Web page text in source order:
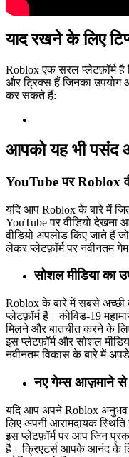
याद रखने के लिए
Roblox एक सरल प्लेटफ़ॉर्म
और ट्रिक्स हैं जिनका
कर सकते हैं:
आपको यह भी पसंद
YouTube पर Roblox
यदि आप Roblox के बारे में
YouTube पर वीडियो
वीडियो अपलोड किए जाते हैं जो
लेकर प्लेटफ़ॉर्म पर नवीनतम
सोशल मीडिया का
Roblox के बारे में सबसे अच्छी
प्लेटफ़ॉर्म है। कोविड-19
मिलने और बातचीत करने के
इस प्लेटफ़ॉर्म और सोशल
नवीनतम विकास के बारे में
नए गेम्स आज़माने
यदि आप अपने Roblox अनुभव
लिए अपनी आरामदायक
इस प्लेटफ़ॉर्म पर आप जिन
है। क्रिएटर्स आपके आनंद के